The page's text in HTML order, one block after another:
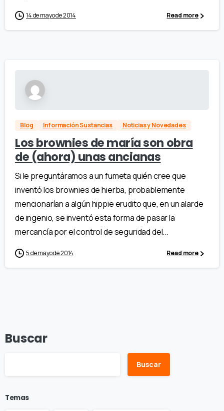
14 de mayo de 2014 Read more
Blog Información Sustancias Noticias y Novedades
Los brownies de maría son obra
de (ahora) unas ancianas
Si le preguntáramos a un fumeta quién cree que
inventó los brownies de hierba, probablemente
mencionarían a algún hippie erudito que, en un alarde
de ingenio, se inventó esta forma de pasar la
mercancía por el control de seguridad del...
5 de mayo de 2014 Read more
Buscar
Buscar
Temas